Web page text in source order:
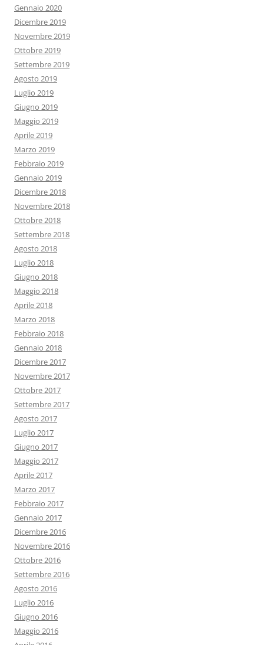
Gennaio 2020
Dicembre 2019
Novembre 2019
Ottobre 2019
Settembre 2019
Agosto 2019
Luglio 2019
Giugno 2019
Maggio 2019
Aprile 2019
Marzo 2019
Febbraio 2019
Gennaio 2019
Dicembre 2018
Novembre 2018
Ottobre 2018
Settembre 2018
Agosto 2018
Luglio 2018
Giugno 2018
Maggio 2018
Aprile 2018
Marzo 2018
Febbraio 2018
Gennaio 2018
Dicembre 2017
Novembre 2017
Ottobre 2017
Settembre 2017
Agosto 2017
Luglio 2017
Giugno 2017
Maggio 2017
Aprile 2017
Marzo 2017
Febbraio 2017
Gennaio 2017
Dicembre 2016
Novembre 2016
Ottobre 2016
Settembre 2016
Agosto 2016
Luglio 2016
Giugno 2016
Maggio 2016